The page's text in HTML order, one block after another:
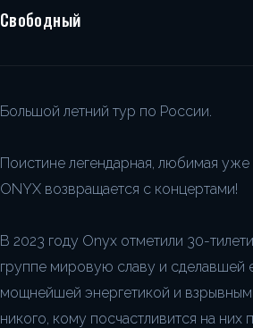
Свободный
Большой летний тур по России.
Поистине легендарная, любимая
ONYX возвращается с концертами!
В 2023 году Onyx отметили 30-
группе мировую славу и сделавшей
мощнейшей энергетикой и
никого, кому посчастливится на них